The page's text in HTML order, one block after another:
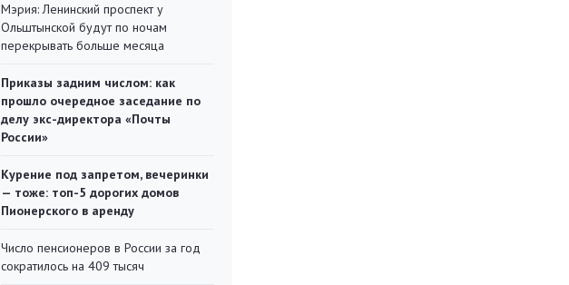
Мэрия: Ленинский проспект у
Ольштынской будут по ночам
перекрывать больше месяца
Приказы задним числом: как
прошло очередное заседание по
делу экс-директора «Почты
России»
Курение под запретом, вечеринки
— тоже: топ-5 дорогих домов
Пионерского в аренду
Число пенсионеров в России за год
сократилось на 409 тысяч